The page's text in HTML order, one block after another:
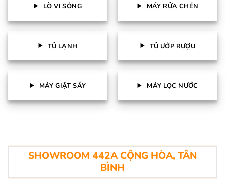
LÒ VI SÓNG MÁY RỬA CHÉN
TỦ LẠNH TỦ ƯỚP RƯỢU
MÁY GIẶT SẤY MÁY LỌC NƯỚC
SHOWROOM 442A CỘNG HÒA, TÂN
BÌNH